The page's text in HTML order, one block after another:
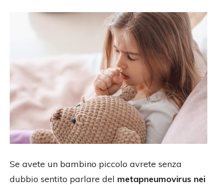
Se avete un bambino piccolo avrete senza
dubbio sentito parlare del metapneumovirus nei